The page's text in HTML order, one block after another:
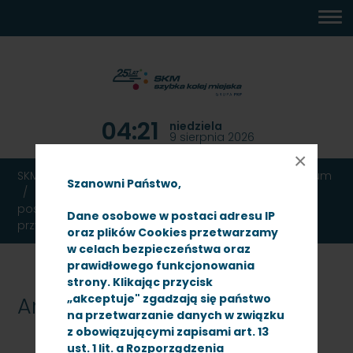
Szanowni Państwo,
Dane osobowe w postaci adresu IP
oraz plików Cookies przetwarzamy
w celach bezpieczeństwa oraz
prawidłowego funkcjonowania
strony. Klikając przycisk
„akceptuje" zgadzają się państwo
na przetwarzanie danych w związku
z obowiązującymi zapisami art. 13
ust. 1 lit. a Rozporządzenia
×
DOSTĘPNOŚCI
04:21 niedziela
9 sierpnia 2026
SKM TRÓJMIASTO Ogłoszenia
Archiwum
Remont warsztatów kasowników w budynku
posterunku rewidentów na terenie placu
przydworcowego Gdańsk Główny
Archiwum